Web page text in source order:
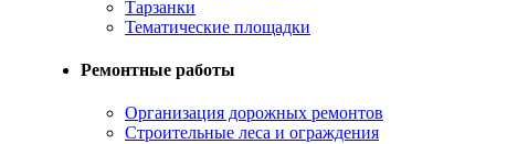
Тарзанки
Тематические площадки
Ремонтные работы
Организация дорожных ремонтов
Строительные леса и ограждения